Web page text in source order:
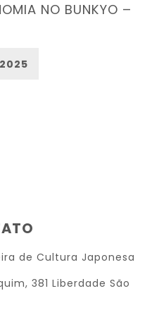
NO BUNKYO –
de Cultura Japonesa
381 Liberdade São